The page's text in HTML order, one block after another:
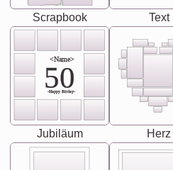
Scrapbook Text
<Name>
50
-Happy Birday-
Jubiläum Herz